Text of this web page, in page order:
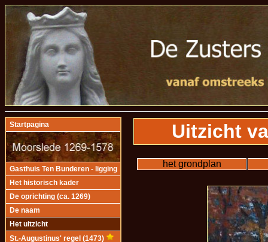
Startpagina
Gasthuis Ten Bunderen - ligging
Het historisch kader
De oprichting (ca. 1269)
De naam
Het uitzicht
St.-Augustinus' regel (1473)
Uitzicht
het grondplan